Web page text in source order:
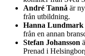
André Tannå är
från utbildning.
Hanna Lundmark
från en annan
Stefan Johansson
Prenad i